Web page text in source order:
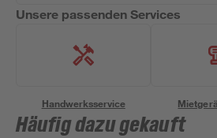
Unsere passenden Services
Handwerksservice
Häufig dazu gekauft